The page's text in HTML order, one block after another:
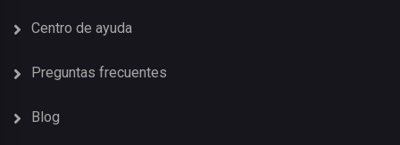
Centro de ayuda
Preguntas frecuentes
Blog